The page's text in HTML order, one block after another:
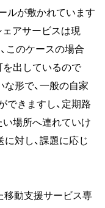
ルが敷かれています
アサービスは現
このケースの場合
を出しているので
形で、一般の自家
できますし、定期路
い場所へ連れていけ
対し、課題に応じ
移動支援サービス専